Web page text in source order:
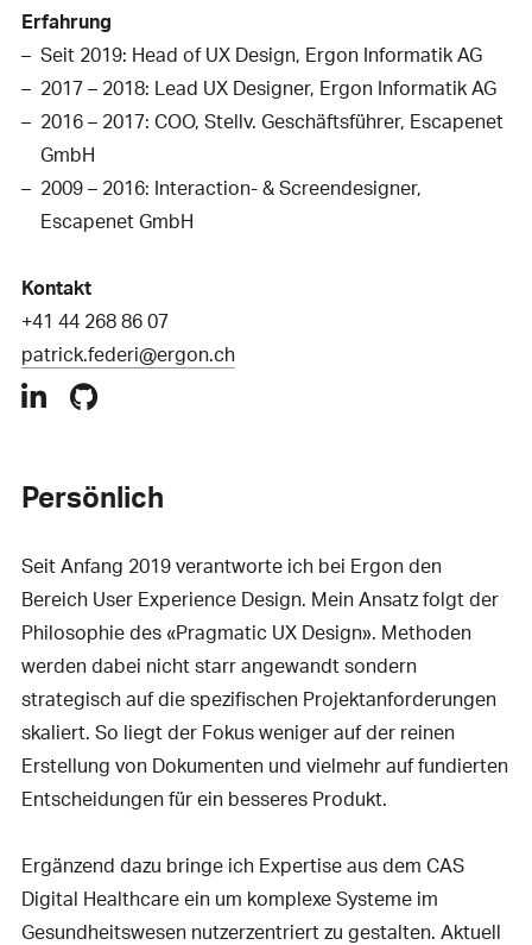
Erfahrung
Seit 2019: Head of UX Design, Ergon Informatik AG
2017 – 2018: Lead UX Designer, Ergon Informatik AG
2016 – 2017: COO, Stellv. Geschäftsführer, Escapenet
GmbH
2009 – 2016: Interaction- & Screendesigner,
Escapenet GmbH
Kontakt
+41 44 268 86 07
patrick.federi@ergon.ch
Persönlich
Seit Anfang 2019 verantworte ich bei Ergon den
Bereich User Experience Design. Mein Ansatz folgt der
Philosophie des «Pragmatic UX Design». Methoden
werden dabei nicht starr angewandt sondern
strategisch auf die spezifischen Projektanforderungen
skaliert. So liegt der Fokus weniger auf der reinen
Erstellung von Dokumenten und vielmehr auf fundierten
Entscheidungen für ein besseres Produkt.
Ergänzend dazu bringe ich Expertise aus dem CAS
Digital Healthcare ein um komplexe Systeme im
Gesundheitswesen nutzerzentriert zu gestalten. Aktuell